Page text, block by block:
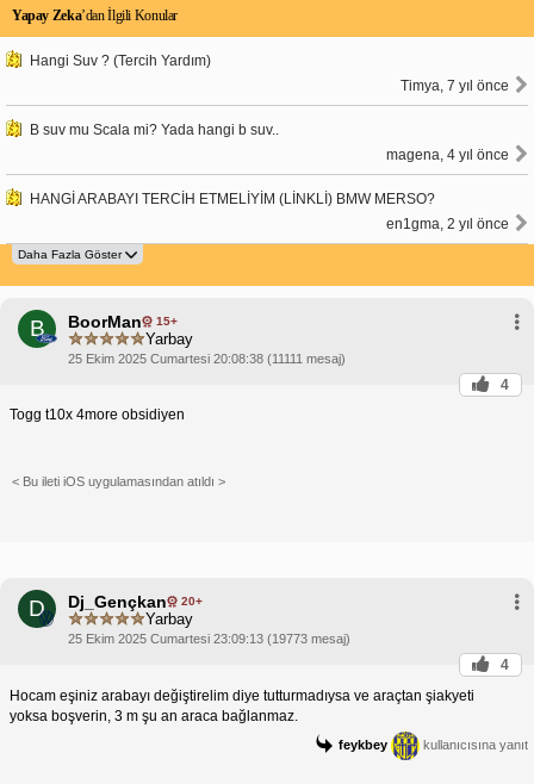
Yapay Zeka’dan İlgili Konular
Hangi Suv ? (Tercih Yardım)
Timya, 7 yıl önce
B suv mu Scala mi? Yada hangi b suv..
magena, 4 yıl önce
HANGİ ARABAYI TERCİH ETMELİYİM (LİNKLİ) BMW MERSO?
en1gma, 2 yıl önce
B BoorMan 15+
Yarbay
25 Ekim 2025 Cumartesi 20:08:38 (11111 mesaj)
4
Togg t10x 4more obsidiyen
< Bu ileti iOS uygulamasından atıldı >
D Dj_Gençkan 20+
Yarbay
25 Ekim 2025 Cumartesi 23:09:13 (19773 mesaj)
4
Hocam eşiniz arabayı değiştirelim diye tutturmadıysa ve araçtan şiakyeti
yoksa boşverin, 3 m şu an araca bağlanmaz.
feykbey kullanıcısına yanıt